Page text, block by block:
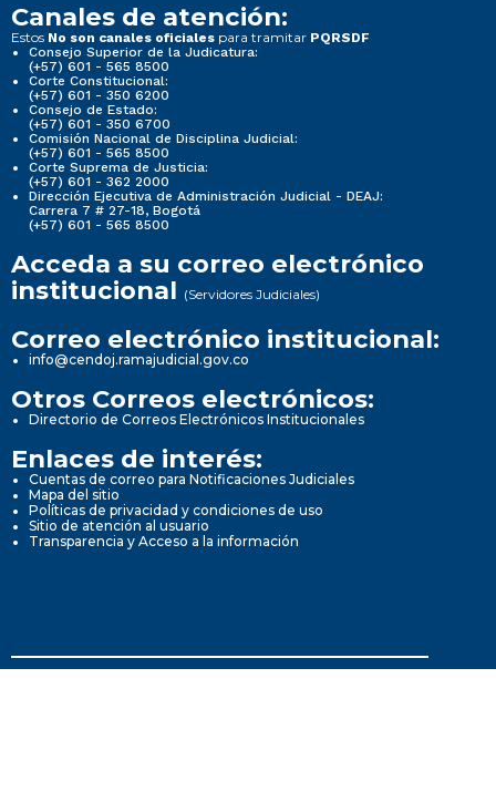
Canales de atención:
Estos No son canales oficiales para tramitar PQRSDF
Consejo Superior de la Judicatura:
(+57) 601 - 565 8500
Corte Constitucional:
(+57) 601 - 350 6200
Consejo de Estado:
(+57) 601 - 350 6700
Comisión Nacional de Disciplina Judicial:
(+57) 601 - 565 8500
Corte Suprema de Justicia:
(+57) 601 - 362 2000
Dirección Ejecutiva de Administración Judicial - DEAJ:
Carrera 7 # 27-18, Bogotá
(+57) 601 - 565 8500
Acceda a su correo electrónico
institucional (Servidores Judiciales)
Correo electrónico institucional:
info@cendoj.ramajudicial.gov.co
Otros Correos electrónicos:
Directorio de Correos Electrónicos Institucionales
Enlaces de interés:
Cuentas de correo para Notificaciones Judiciales
Mapa del sitio
Políticas de privacidad y condiciones de uso
Sitio de atención al usuario
Transparencia y Acceso a la información